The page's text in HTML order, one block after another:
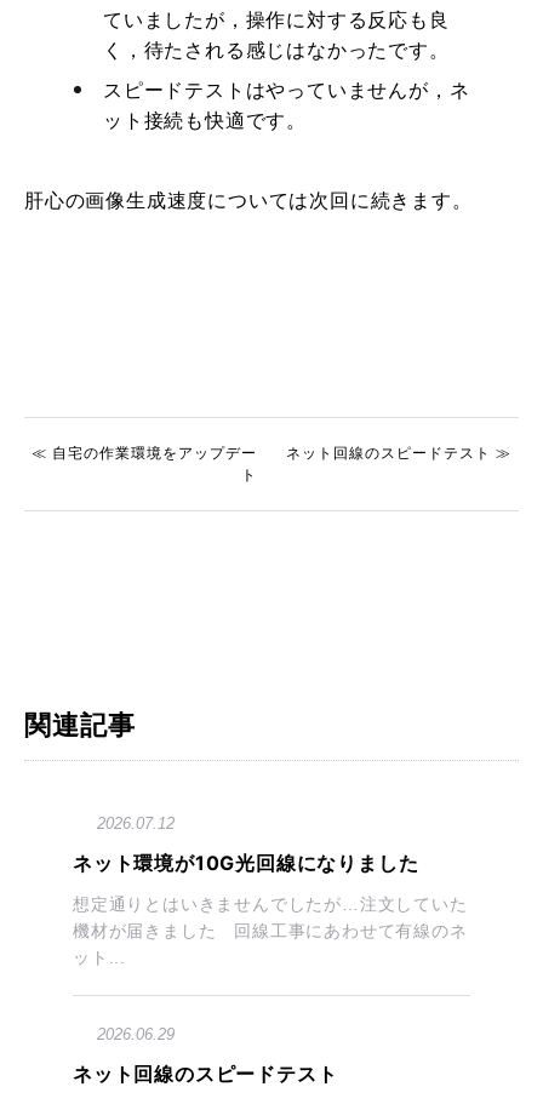
ていましたが，操作に対する反応も良
く，待たされる感じはなかったです。
スピードテストはやっていませんが，ネ
ット接続も快適です。
肝心の画像生成速度については次回に続きます。
≪ 自宅の作業環境をアップデー
ト
ネット回線のスピードテスト ≫
関連記事
2026.07.12
ネット環境が10G光回線になりました
想定通りとはいきませんでしたが…注文していた
機材が届きました 回線工事にあわせて有線のネ
ット...
2026.06.29
ネット回線のスピードテスト